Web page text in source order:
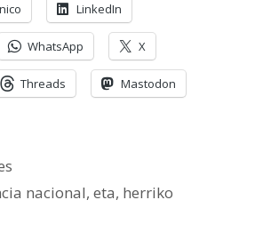
LinkedIn
WhatsApp X
Threads Mastodon
nacional,eta, herriko